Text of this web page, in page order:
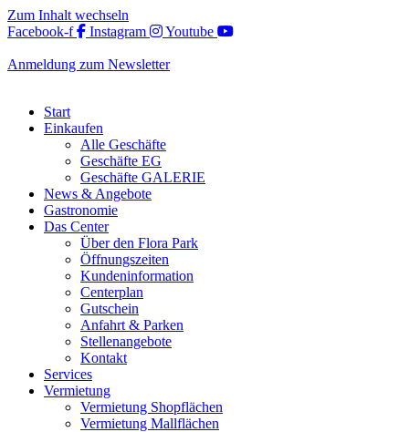
Zum Inhalt wechseln
Facebook-f
Instagram Youtube
Anmeldung zum Newsletter
Start
Einkaufen
Alle Geschäfte
Geschäfte EG
Geschäfte GALERIE
News & Angebote
Gastronomie
Das Center
Über den Flora Park
Öffnungszeiten
Kundeninformation
Centerplan
Gutschein
Anfahrt & Parken
Stellenangebote
Kontakt
Services
Vermietung
Vermietung Shopflächen
Vermietung Mallflächen